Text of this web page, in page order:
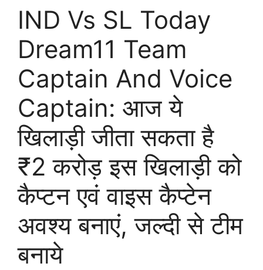
IND Vs SL Today
Dream11 Team
Captain And Voice
Captain: आज ये
खिलाड़ी जीता सकता है
₹2 करोड़ इस खिलाड़ी को
कैप्टन एवं वाइस कैप्टेन
अवश्य बनाएं, जल्दी से टीम
बनाये